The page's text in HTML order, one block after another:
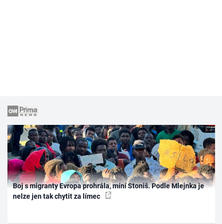
Boj s migranty Evropa prohrála, míní Stoniš. Podle Mlejnka je
nelze jen tak chytit za límec